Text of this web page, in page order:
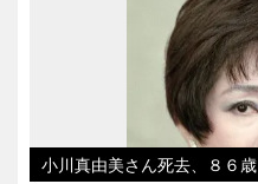
小川真由美さん死去、８６歳